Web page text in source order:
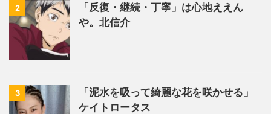
2
「反復・継続・丁寧」は心地ええん
や。北信介
3
「泥水を吸って綺麗な花を咲かせる」
ケイトロータス